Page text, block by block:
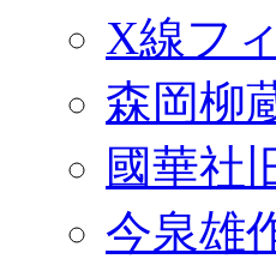
X線フ
森岡柳
國華社
今泉雄